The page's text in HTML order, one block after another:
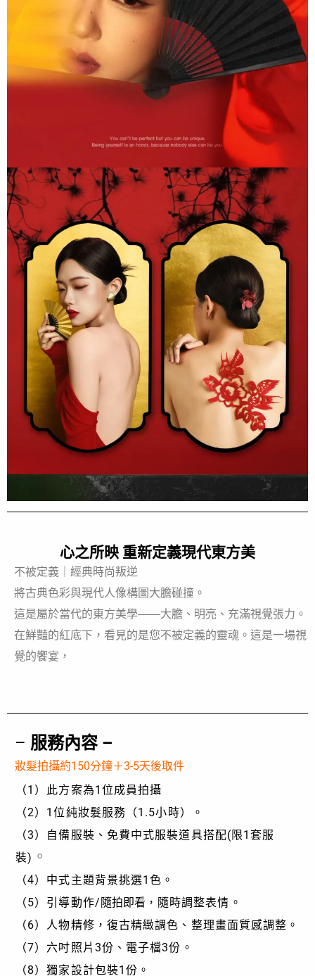
心之所映 重新定義現代東方美
不被定義｜經典時尚叛逆
將古典色彩與現代人像構圖大膽碰撞。
這是屬於當代的東方美學——大膽、明亮、充滿視覺張力。
在鮮豔的紅底下，看見的是您不被定義的靈魂。這是一場視
覺的饗宴，
– 服務內容 –
妝髮拍攝約150分鐘＋3-5天後取件
（1）此方案為1位成員拍攝
（2）1位純妝髮服務（1.5小時）。
（3）自備服裝 、免費中式服裝道具搭配(限1套服
裝) 。
（4） 中式主題背景挑選1色。
（5） 引導動作/ 隨拍即看 ，隨時調整表情。
（6） 人物精修，復古精緻調色、整理畫面質感調整。
（7）六吋照片3份、電子檔3份 。
（8）獨家設計包裝1份。